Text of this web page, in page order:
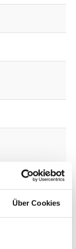
Über Cookies